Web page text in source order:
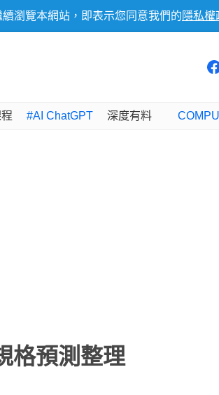
瀏覽本網站，即表示您同意我們的 隱私權
#AI ChatGPT 深度有料
格預測整理